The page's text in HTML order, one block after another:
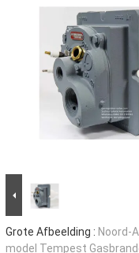
Grote Afbeelding : Noord-
model Tempest